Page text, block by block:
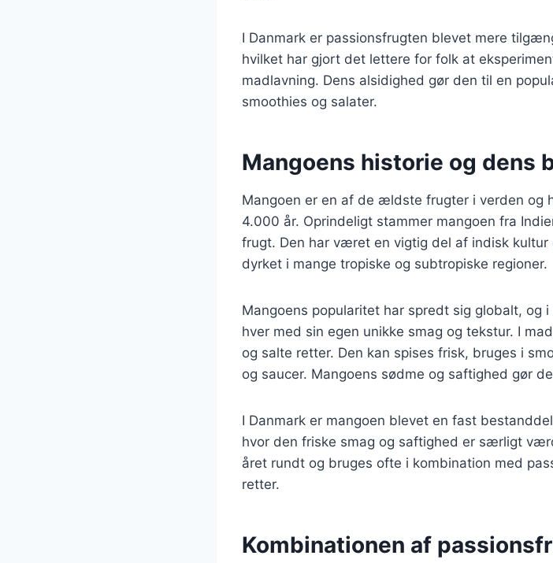
I Danmark er passionsfrugten blevet mere
hvilket har gjort det lettere for folk at
madlavning. Dens alsidighed gør den til en
smoothies og salater.
Mangoens historie og dens
Mangoen er en af de ældste frugter i verden og
4.000 år. Oprindeligt stammer mangoen fra
frugt. Den har været en vigtig del af indisk
dyrket i mange tropiske og subtropiske regioner.
Mangoens popularitet har spredt sig globalt, og
hver med sin egen unikke smag og tekstur. I
og salte retter. Den kan spises frisk, bruges i
og saucer. Mangoens sødme og saftighed gør
I Danmark er mangoen blevet en fast
hvor den friske smag og saftighed er særligt
året rundt og bruges ofte i kombination med
retter.
Kombinationen af